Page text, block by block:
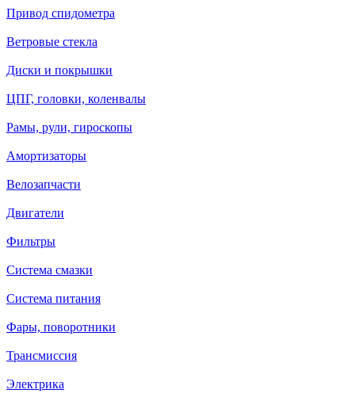
Привод спидометра
Ветровые стекла
Диски и покрышки
ЦПГ, головки, коленвалы
Рамы, рули, гироскопы
Амортизаторы
Велозапчасти
Двигатели
Фильтры
Система смазки
Система питания
Фары, поворотники
Трансмиссия
Электрика